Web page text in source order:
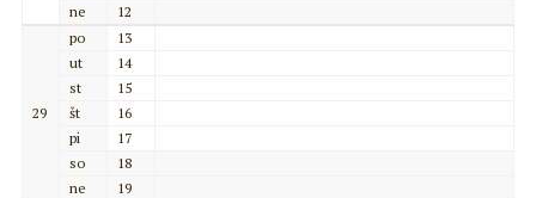
ne
12
29
po
13
ut
14
st
15
št
16
pi
17
so
18
ne
19